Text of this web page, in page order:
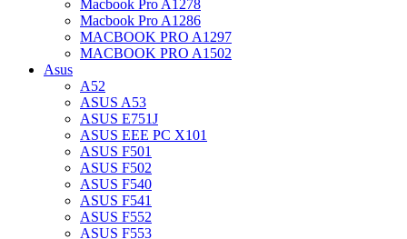
Macbook Pro A1278
Macbook Pro A1286
MACBOOK PRO A1297
MACBOOK PRO A1502
Asus
A52
ASUS A53
ASUS E751J
ASUS EEE PC X101
ASUS F501
ASUS F502
ASUS F540
ASUS F541
ASUS F552
ASUS F553